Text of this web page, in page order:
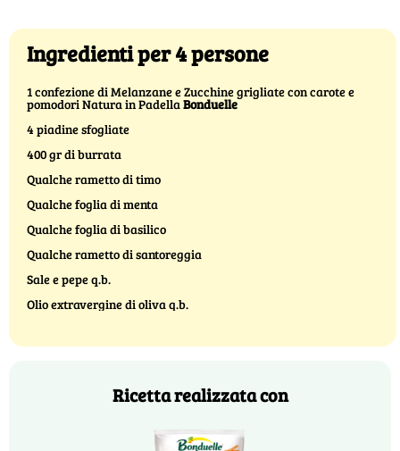
Ingredienti per 4 persone
1 confezione di Melanzane e Zucchine grigliate con carote e
pomodori Natura in PadellaBonduelle
4 piadine sfogliate
400 gr di burrata
Qualche rametto di timo
Qualche foglia di menta
Qualche foglia di basilico
Qualche rametto di santoreggia
Sale e pepe q.b.
Olio extravergine di oliva q.b.
Ricetta realizzata con